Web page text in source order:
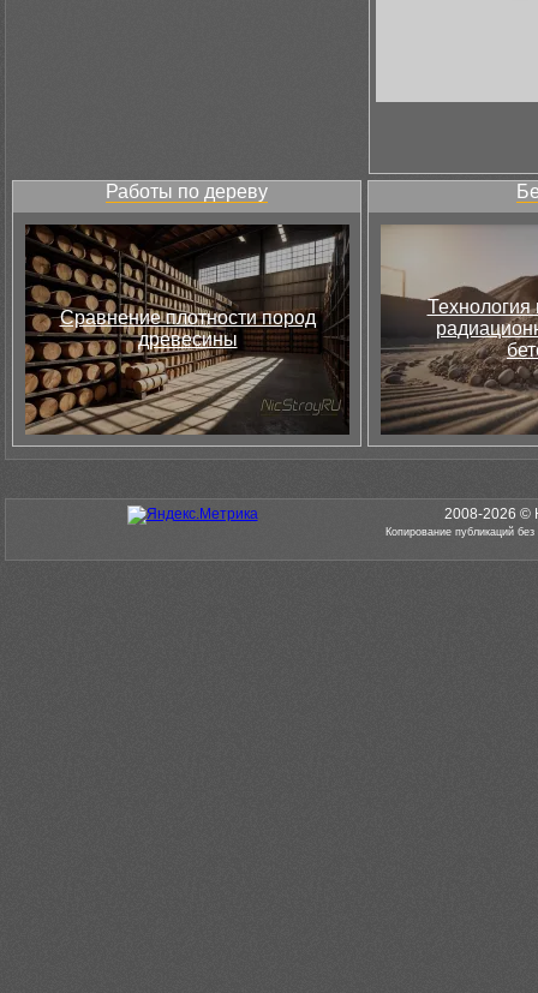
Работы по дереву
Сравнение плотности пород
древесины
Технология
2008-2026 ©
Копирование публикаций